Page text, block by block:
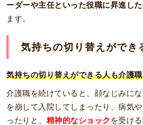
ーダーや主任といった役職に昇進した
ます。
気持ちの切り替えができ
気持ちの切り替えができる人も介護
介護職を続けていると、顔なじみに
を崩して入院してしまったり、病気
ったりと、 精神的なショック を受け